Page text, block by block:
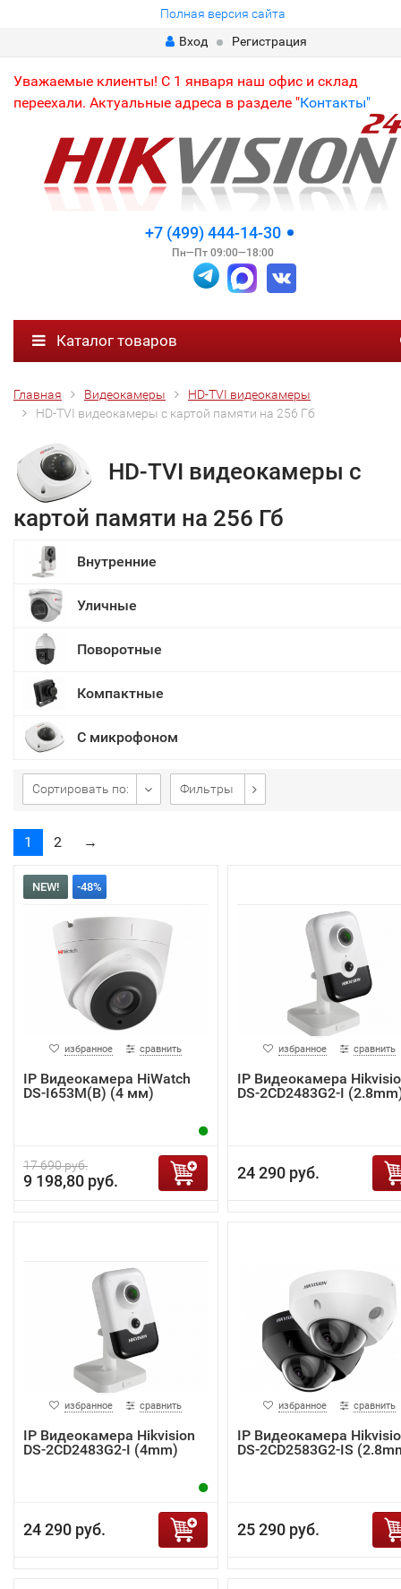
Полная версия сайта
Вход
Регистрация
Уважаемые клиенты! С 1 января наш офис и склад
переехали. Актуальные адреса в разделе "Контакты"
+7 (499) 444-14-30
Пн—Пт 09:00—18:00
Каталог товаров
Главная Видеокамеры
HD-TVI видеокамеры
HD-TVI видеокамеры с картой памяти на 256 Гб
HD-TVI видеокамеры с
картой памяти на 256 Гб
Внутренние
Уличные
Поворотные
Компактные
С микрофоном
Сортировать по: Фильтры
1 2 →
NEW! -48%
избранное сравнить
IP Видеокамера HiWatch
DS-I653M(B) (4 мм)
17 690 руб.
9 198,80 руб.
избранное сравнить
IP Видеокамера
DS-2CD2483G2-I
24 290 руб.
избранное сравнить
IP Видеокамера Hikvision
DS-2CD2483G2-I (4mm)
24 290 руб.
избранное сравнить
IP Видеокамера
DS-2CD2583G2-IS
25 290 руб.